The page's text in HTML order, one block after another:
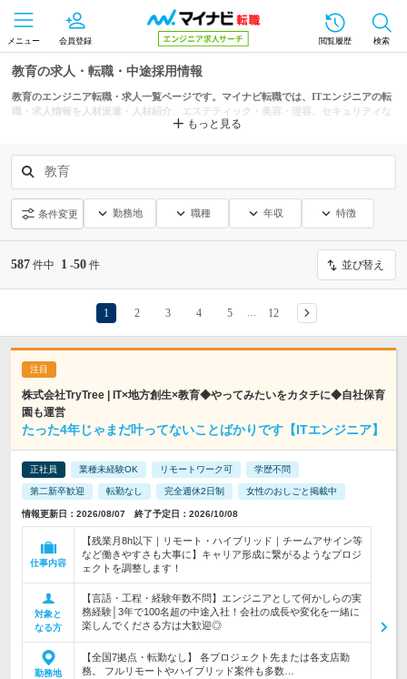
メニュー 会員登録 閲覧履歴 検索
教育の求人・転職・中途採用情報
教育のエンジニア転職・求人一覧ページです。マイナビ転職では、ITエンジニアの転
職・求人情報を人材派遣・人材紹介、エステティック・美容・理容、セキュリティな
もっと見る
教育
条件変更 勤務地 職種 年収 特徴
587 件中 1 -50 件 並び替え
1 2 3 4 5 12
株式会社TryTree | IT×地方創生×教育◆やってみたいをカタチに◆自社保育
園も運営
たった4年じゃまだ叶ってないことばかりです【ITエンジニア】
正社員 業種未経験OK リモートワーク可 学歴不問
第二新卒歓迎 転勤なし 完全週休2日制 女性のおしごと掲載中
情報更新日：2026/08/07 終了予定日：2026/10/08
仕事内容
【残業月8h以下｜リモート・ハイブリッド｜チームアサイン等
など働きやすさも大事に】キャリア形成に繋がるようなプロジ
ェクトを調整します！
対象と
なる方
【言語・工程・経験年数不問】エンジニアとして何かしらの実
務経験│3年で100名超の中途入社！会社の成長や変化を一緒に
楽しんでくださる方は大歓迎◎
勤務地
【全国7拠点・転勤なし】 各プロジェクト先または各支店勤
務。 フルリモートやハイブリッド案件も多数…